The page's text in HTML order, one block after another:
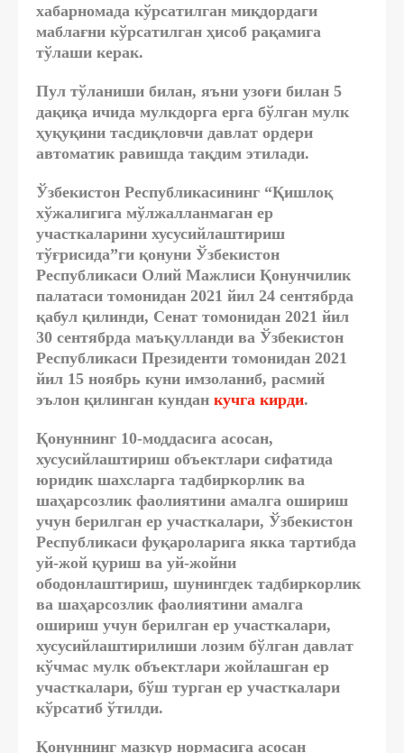
хабарномада кўрсатилган миқдордаги
маблағни кўрсатилган ҳисоб рақамига
тўлаши керак.
Пул тўланиши билан, яъни узоғи билан 5
дақиқа ичида мулкдорга ерга бўлган мулк
ҳуқуқини тасдиқловчи давлат ордери
автоматик равишда тақдим этилади.
Ўзбекистон Республикасининг “Қишлоқ
хўжалигига мўлжалланмаган ер
участкаларини хусусийлаштириш
тўғрисида”ги қонуни Ўзбекистон
Республикаси Олий Мажлиси Қонунчилик
палатаси томонидан 2021 йил 24 сентябрда
қабул қилинди, Сенат томонидан 2021 йил
30 сентябрда маъқулланди ва Ўзбекистон
Республикаси Президенти томонидан 2021
йил 15 ноябрь куни имзоланиб, расмий
эълон қилинган кундан кучга кирди.
Қонуннинг 10-моддасига асосан,
хусусийлаштириш объектлари сифатида
юридик шахсларга тадбиркорлик ва
шаҳарсозлик фаолиятини амалга ошириш
учун берилган ер участкалари, Ўзбекистон
Республикаси фуқароларига якка тартибда
уй-жой қуриш ва уй-жойни
ободонлаштириш, шунингдек тадбиркорлик
ва шаҳарсозлик фаолиятини амалга
ошириш учун берилган ер участкалари,
хусусийлаштирилиши лозим бўлган давлат
кўчмас мулк объектлари жойлашган ер
участкалари, бўш турган ер участкалари
кўрсатиб ўтилди.
Қонуннинг мазкур нормасига асосан